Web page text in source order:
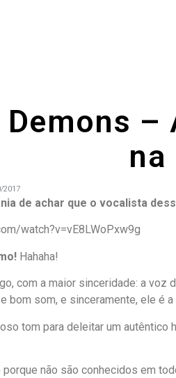
–
na
2017
de achar que o vocalista
watch?v=vE8LWoPxw9g
Hahaha!
com a maior sinceridade: a
bom som, e sinceramente, ele é
tom para deleitar um
não são conhecidos em